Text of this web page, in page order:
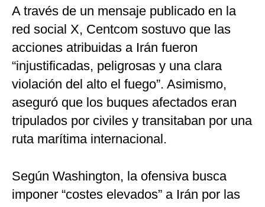
A través de un mensaje publicado en la
red social X, Centcom sostuvo que las
acciones atribuidas a Irán fueron
“injustificadas, peligrosas y una clara
violación del alto el fuego”. Asimismo,
aseguró que los buques afectados eran
tripulados por civiles y transitaban por una
ruta marítima internacional.
Según Washington, la ofensiva busca
imponer “costes elevados” a Irán por las